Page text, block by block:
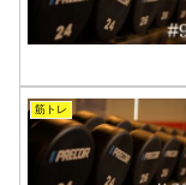
筋トレ